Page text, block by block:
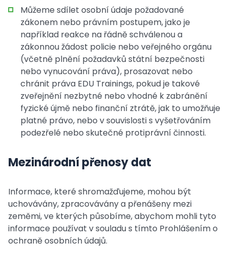
Můžeme sdílet osobní údaje požadované
zákonem nebo právním postupem, jako je
například reakce na řádně schválenou a
zákonnou žádost policie nebo veřejného orgánu
(včetně plnění požadavků státní bezpečnosti
nebo vynucování práva), prosazovat nebo
chránit práva EDU Trainings, pokud je takové
zveřejnění nezbytné nebo vhodné k zabránění
fyzické újmě nebo finanční ztrátě, jak to umožňuje
platné právo, nebo v souvislosti s vyšetřováním
podezřelé nebo skutečné protiprávní činnosti.
Mezinárodní přenosy dat
Informace, které shromažďujeme, mohou být
uchovávány, zpracovávány a přenášeny mezi
zeměmi, ve kterých působíme, abychom mohli tyto
informace používat v souladu s tímto Prohlášením o
ochraně osobních údajů.